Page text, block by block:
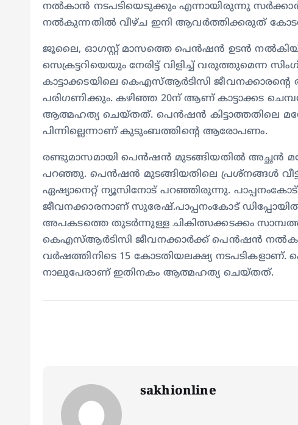
നൽകാൻ നടപടിയെടുക്കും എന്നായിരുന്നു
നൽകുന്നതിൽ വീഴ്ച ഇനി ആവർത്തിക്കരുത്
ജൂലൈ, ഓഗസ്റ്റ് മാസത്തെ പെൻഷൻ ഉടൻ
സെക്രട്ടറിയെയും നേരിട്ട് വിളിച്ച് വരുത്തുമെന്ന
കാട്ടാക്കടയിലെ കെഎസ്ആർടിസി
പരിഗണിക്കും. കഴിഞ്ഞ 20ന് ആണ് കാട്ടാക്കട
ആത്മഹത്യ ചെയ്തത്. പെൻഷൻ കിട്ടാത്തതിലെ
പിന്നില്ലെന്നാണ് കുടുംബത്തിന്‍റെ ആരോപണം.
രണ്ടുമാസമായി പെൻഷൻ മുടങ്ങിയതിൽ അച്ഛൻ
പറഞ്ഞു. പെൻഷൻ മുടങ്ങിയതിലെ പ്രശ്നങ്ങൾ
ഏഷ്യാനെറ്റ് ന്യൂസിനോട് പറഞ്ഞിരുന്നു. പാപ്പനംകോട്
ജീവനക്കാരനാണ് സുരേഷ്.പാപ്പനംകോട്
അപകടത്തെ തുടർന്നുള്ള ചികിത്സക്കടക്കം
കെഎസ്ആര്‍ടിസി ജീവനക്കാര്‍ക്ക് പെന്‍ഷന്‍
വര്‍ഷത്തിനിടെ 15 കോടതിയലക്ഷ്യ നടപടികളാണ്.
നാലുപേരാണ് ഇതിനകം ആത്മഹത്യ ചെയ്തത്.
sakhionline